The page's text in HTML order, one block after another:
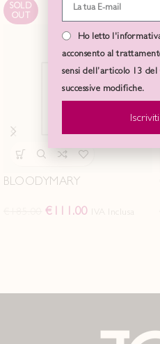
SOLD
OUT
BLOODYMARY
€ 111.00
Ho letto
acconsento al
sensi dell’articolo 13
successive modifiche.